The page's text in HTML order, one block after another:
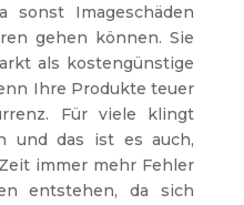
sonst Imageschäden
gehen können. Sie
als kostengünstige
Ihre Produkte teuer
Für viele klingt
und das ist es auch,
immer mehr Fehler
entstehen, da sich